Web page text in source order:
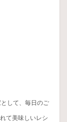
して、毎日のご
て美味しいレシ